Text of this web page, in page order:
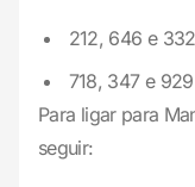
212, 646 e
718, 347 e
Para ligar para
seguir: